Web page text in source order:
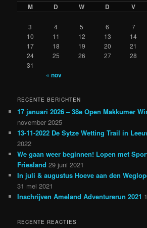
M D W D V
3
4 5 6 7
10
11 12 13 14
17
18 19 20 21
24
25 26 27 28
31
« nov
RECENTE BERICHTEN
17 januari 2026 – 38e Open Makkumer
november 2025
13-11-2022 De Sytze Wetting Trail in
2022
We gaan weer beginnen! Lopen met
Friesland 29 juni 2021
In juli & augustus Hoeve aan den
31 mei 2021
Inschrijven Ameland Adventurerun 2021
RECENTE REACTIES